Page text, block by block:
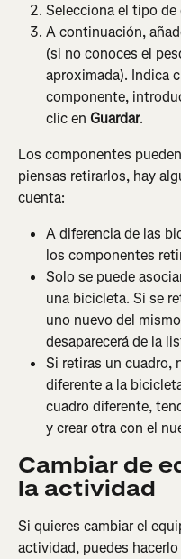
Selecciona el tipo
A continuación,
(si no conoces el
aproximada). Indica
componente,
clic en Guardar.
Los componentes
piensas retirarlos, hay
cuenta:
A diferencia de las
los componentes
Solo se puede
una bicicleta. Si se
uno nuevo del
desaparecerá de la
Si retiras un cuadro,
diferente a la
cuadro diferente,
y crear otra con el
Cambiar de
la actividad
Si quieres cambiar el
actividad, puedes